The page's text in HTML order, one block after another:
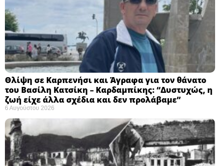
Θλίψη σε Καρπενήσι και Άγραφα για τον θάνατο
του Βασίλη Κατσίκη – Καρδαμπίκης: “Δυστυχώς, η
ζωή είχε άλλα σχέδια και δεν προλάβαμε”
6 Αυγούστου 2026